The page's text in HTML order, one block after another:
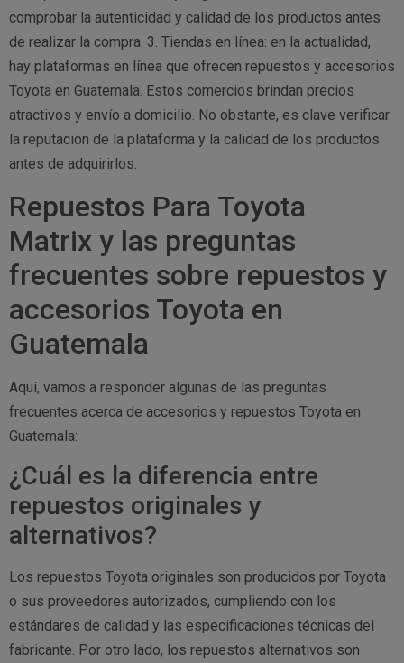
comprobar la autenticidad y calidad de los productos antes
de realizar la compra. 3. Tiendas en línea: en la actualidad,
hay plataformas en línea que ofrecen repuestos y accesorios
Toyota en Guatemala. Estos comercios brindan precios
atractivos y envío a domicilio. No obstante, es clave verificar
la reputación de la plataforma y la calidad de los productos
antes de adquirirlos.
Repuestos Para Toyota
Matrix y las preguntas
frecuentes sobre repuestos y
accesorios Toyota en
Guatemala
Aquí, vamos a responder algunas de las preguntas
frecuentes acerca de accesorios y repuestos Toyota en
Guatemala:
¿Cuál es la diferencia entre
repuestos originales y
alternativos?
Los repuestos Toyota originales son producidos por Toyota
o sus proveedores autorizados, cumpliendo con los
estándares de calidad y las especificaciones técnicas del
fabricante. Por otro lado, los repuestos alternativos son